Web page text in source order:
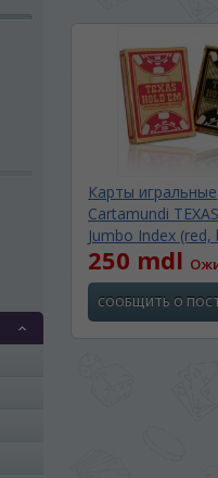
Карты игральные
Cartamundi
Jumbo Index (red,
250 mdl
СООБЩИТЬ О